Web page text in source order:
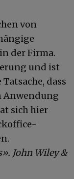
von
der Firma.
und ist
dass
Anwendung
sich hier
John Wiley &